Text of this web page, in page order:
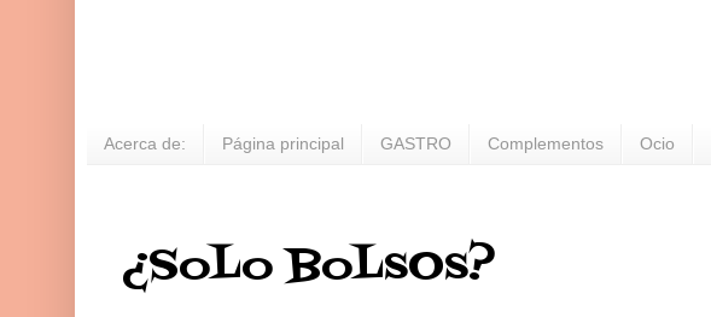
Acerca de: Página principal GASTRO Complementos Ocio
¿SoLo BoLsOs?